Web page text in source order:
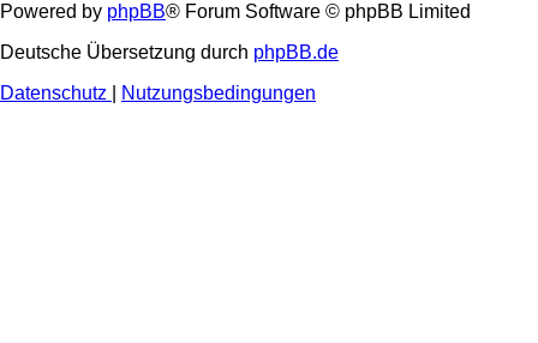
Powered by phpBB® Forum Software © phpBB Limited
Deutsche Übersetzung durch phpBB.de
Datenschutz
Nutzungsbedingungen